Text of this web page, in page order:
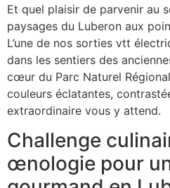
Et quel plaisir de parvenir au
paysages du Luberon aux
L’une de nos sorties vtt
dans les sentiers des
cœur du Parc Naturel
couleurs éclatantes,
extraordinaire vous y attend.
Challenge
œnologie pour